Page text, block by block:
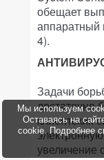
обещает
аппаратный
4).
Задачи
достаточно
клиентских
увеличение
Мы используем
Оставаясь на
cookie. Подробнее